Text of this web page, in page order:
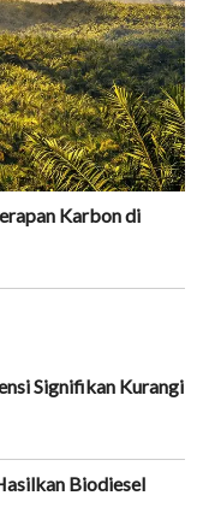
Karbon di
Signifikan Kurangi
Biodiesel